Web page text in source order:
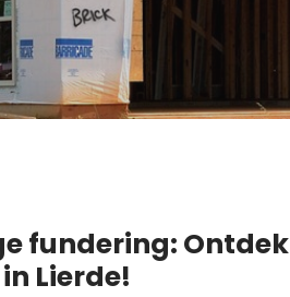
fundering: Ontdek
Lierde!